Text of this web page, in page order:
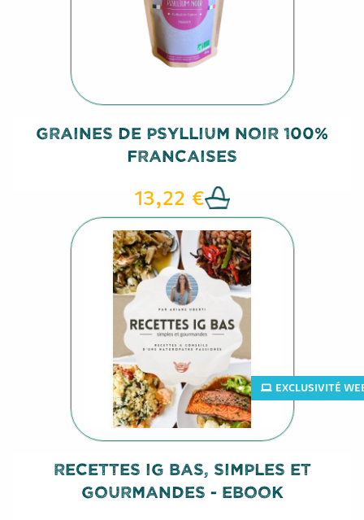
Graines De Psyllium Noir 100%
Francaises
13,22 €
Recettes IG Bas, Simples Et
Gourmandes - Ebook
EXCLUSIVITÉ